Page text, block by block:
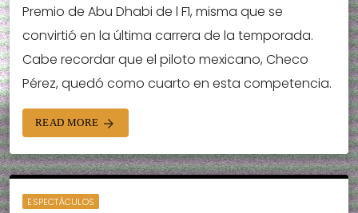
Premio de Abu Dhabi de l F1, misma que se
convirtió en la última carrera de la temporada.
Cabe recordar que el piloto mexicano, Checo
Pérez, quedó como cuarto en esta competencia.
READ MORE arrow_forward
ESPECTÁCULOS